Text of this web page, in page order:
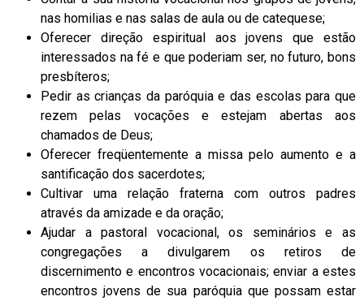
nas homilias e nas salas de aula ou de catequese;
Oferecer direção espiritual aos jovens que estão
interessados na fé e que poderiam ser, no futuro, bons
presbíteros;
Pedir as crianças da paróquia e das escolas para que
rezem pelas vocações e estejam abertas aos
chamados de Deus;
Oferecer freqüentemente a missa pelo aumento e a
santificação dos sacerdotes;
Cultivar uma relação fraterna com outros padres
através da amizade e da oração;
Ajudar a pastoral vocacional, os seminários e as
congregações a divulgarem os retiros de
discernimento e encontros vocacionais; enviar a estes
encontros jovens de sua paróquia que possam estar